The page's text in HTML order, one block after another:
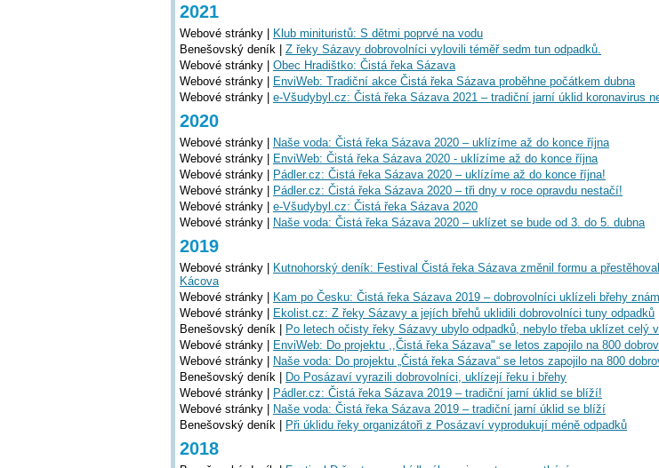
2021
Webové stránky |
Klub minituristů: S dětmi poprvé na vodu
Benešovský deník | Z řeky Sázavy dobrovolníci vylovili téměř sedm tun odpadků.
Webové stránky | Obec Hradištko: Čistá řeka Sázava
Webové stránky |
EnviWeb: Tradiční akce Čistá řeka Sázava proběhne počátkem dubna
Webové stránky | e-Všudybyl.cz: Čistá řeka Sázava 2021 – tradiční jarní úklid koronavirus
2020
Webové stránky |
Naše voda: Čistá řeka Sázava 2020 – uklízíme až do konce října
Webové stránky |
EnviWeb: Čistá řeka Sázava 2020 - uklízíme až do konce října
Webové stránky |
Pádler.cz: Čistá řeka Sázava 2020 – uklízíme až do konce října!
Webové stránky |
Pádler.cz: Čistá řeka Sázava 2020 – tři dny v roce opravdu nestačí!
Webové stránky | e-Všudybyl.cz: Čistá řeka Sázava 2020
Webové stránky |
Naše voda: Čistá řeka Sázava 2020 – uklízet se bude od 3. do 5. dubna
2019
Webové stránky |
Kutnohorský deník: Festival Čistá řeka Sázava změnil formu a
Kácova
Webové stránky |
Kam po Česku: Čistá řeka Sázava 2019 – dobrovolníci uklízeli břehy
Webové stránky |
Ekolist.cz: Z řeky Sázavy a jejích břehů uklidili dobrovolníci tuny odpadků
Benešovský deník |
Po letech očisty řeky Sázavy ubylo odpadků, nebylo třeba uklízet celý
Webové stránky |
EnviWeb: Do projektu ,,Čistá řeka Sázava" se letos zapojilo na 800
Webové stránky |
Naše voda: Do projektu „Čistá řeka Sázava“ se letos zapojilo na 800
Benešovský deník |
Do Posázaví vyrazili dobrovolníci, uklízejí řeku i břehy
Webové stránky |
Pádler.cz: Čistá řeka Sázava 2019 – tradiční jarní úklid se blíží!
Webové stránky |
Naše voda: Čistá řeka Sázava 2019 – tradiční jarní úklid se blíží
Benešovský deník |
Při úklidu řeky organizátoři z Posázaví vyprodukují méně odpadků
2018